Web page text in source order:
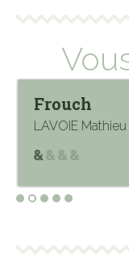
Frouch
LAVOIE Mathieu